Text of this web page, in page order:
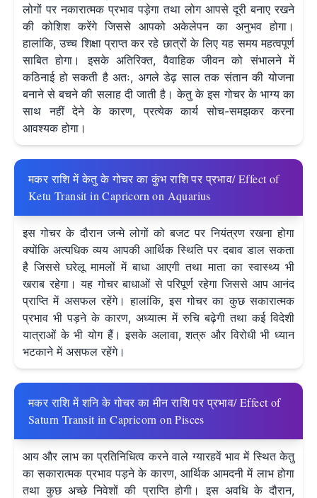
लोगों पर नकारात्मक प्रभाव पड़ेगा तथा लोग आपसे दूरी बनाए रखने
की कोशिश करेंगे जिससे आपको अकेलेपन का अनुभव होगा।
हालांकि, उच्च शिक्षा प्राप्त कर रहे छात्रों के लिए यह समय महत्वपूर्ण
साबित होगा। इसके अतिरिक्त, वैवाहिक जीवन को संभालने में
कठिनाई हो सकती है अतः, अगले डेढ़ साल तक संतान की योजना
बनाने से बचने की सलाह दी जाती है। केतु के इस गोचर के भाग्य का
साथ नहीं देने के कारण, प्रत्येक कार्य सोच-समझकर करना
आवश्यक होगा।
मकर राशि में केतु के गोचर का कुंभ राशि पर प्रभाव/ Effect of
Ketu Transit in Capricorn on Aquarius
इस गोचर के दौरान जन्मे लोगों को बजट पर नियंत्रण रखना होगा
क्योंकि अत्यधिक व्यय आपकी आर्थिक स्थिति पर दबाव डाल सकता
है जिससे घरेलू मामलों में बाधा आएगी तथा माता का स्वास्थ्य भी
खराब रहेगा। यह गोचर बाधाओं से परिपूर्ण रहेगा जिससे आप आनंद
प्राप्ति में असफल रहेंगे। हालांकि, इस गोचर का कुछ सकारात्मक
प्रभाव भी पड़ने के कारण, अध्यात्म में रुचि बढ़ेगी तथा कई विदेशी
यात्राओं के भी योग हैं। इसके अलावा, शत्रु और विरोधी भी ध्यान
भटकाने में असफल रहेंगे।
मकर राशि में शनि के गोचर का मीन राशि पर प्रभाव/ Effect of
Saturn Transit in Capricorn on Pisces
आय और लाभ का प्रतिनिधित्व करने वाले ग्यारहवें भाव में स्थित केतु
का सकारात्मक प्रभाव पड़ने के कारण, आर्थिक आमदनी में लाभ होगा
तथा कुछ अच्छे निवेशों की प्राप्ति होगी। इस अवधि के दौरान,